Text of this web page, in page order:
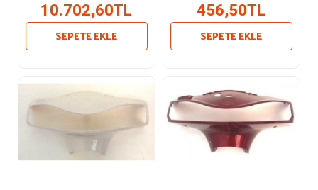
10.702,60TL
SEPETE EKLE
456,50TL
SEPETE EKLE